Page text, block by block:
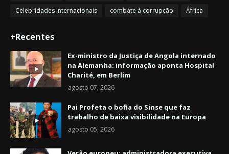
Celebridades internacionais
combate à corrupção África
+Recentes
Ex-ministro da Justiça de Angola internado
na Alemanha: informação aponta Hospital
Charité, em Berlim
agosto 07, 2026
Pai Profeta o bofia do Sinse que faz
trabalho de baixa visibilidade na Europa
agosto 05, 2026